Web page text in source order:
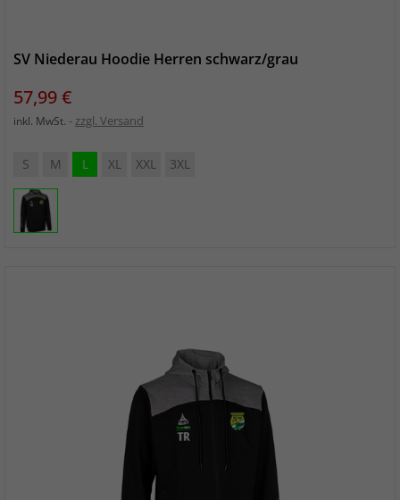
SV Niederau Hoodie Herren schwarz/grau
Preis
57,99 €
inkl. MwSt. zzgl. Versand
S M L XL XXL 3XL